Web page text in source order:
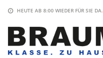
HEUTE AB 8:00 WIEDER FÜR SIE DA.